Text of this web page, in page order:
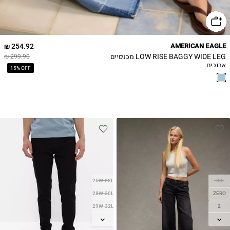
254.92 ₪
299.90 ₪
15% OFF
AMERICAN EAGLE
LOW RISE BAGGY WIDE LEG מכנסיים
ארוכים
00
ZERO
2
4
26W-28L
28W-30L
29W-32L
30W-30L